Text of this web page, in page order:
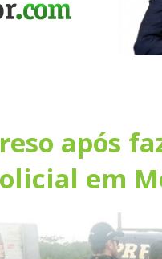
após
em